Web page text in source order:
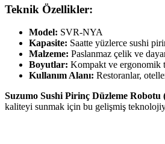
Teknik Özellikler:
Model: SVR-NYA
Kapasite: Saatte yüzlerce sushi
Malzeme: Paslanmaz çelik ve
Boyutlar: Kompakt ve ergonomik
Kullanım Alanı: Restoranlar,
Suzumo Sushi Pirinç Düzleme
kaliteyi sunmak için bu gelişmiş